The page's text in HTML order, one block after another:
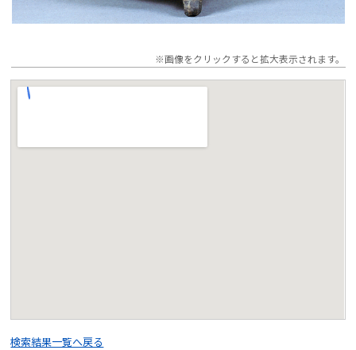
※画像をクリックすると拡大表示されます。
検索結果一覧へ戻る